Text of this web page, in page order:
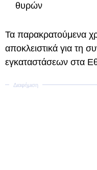
θυρών
Τα παρακρατούμενα
αποκλειστικά για τη
εγκαταστάσεων στα